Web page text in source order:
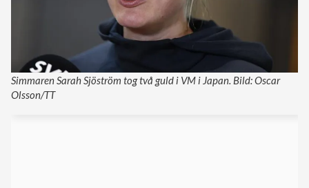
Simmaren Sarah Sjöström tog två guld i VM i Japan. Bild: Oscar
Olsson/TT